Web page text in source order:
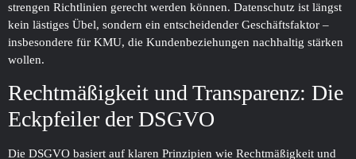
strengen Richtlinien gerecht werden können. Datenschutz ist längst
kein lästiges Übel, sondern ein entscheidender Geschäftsfaktor –
insbesondere für KMU, die Kundenbeziehungen nachhaltig stärken
wollen.
Rechtmäßigkeit und Transparenz: Die
Eckpfeiler der DSGVO
Die DSGVO basiert auf klaren Prinzipien wie Rechtmäßigkeit und